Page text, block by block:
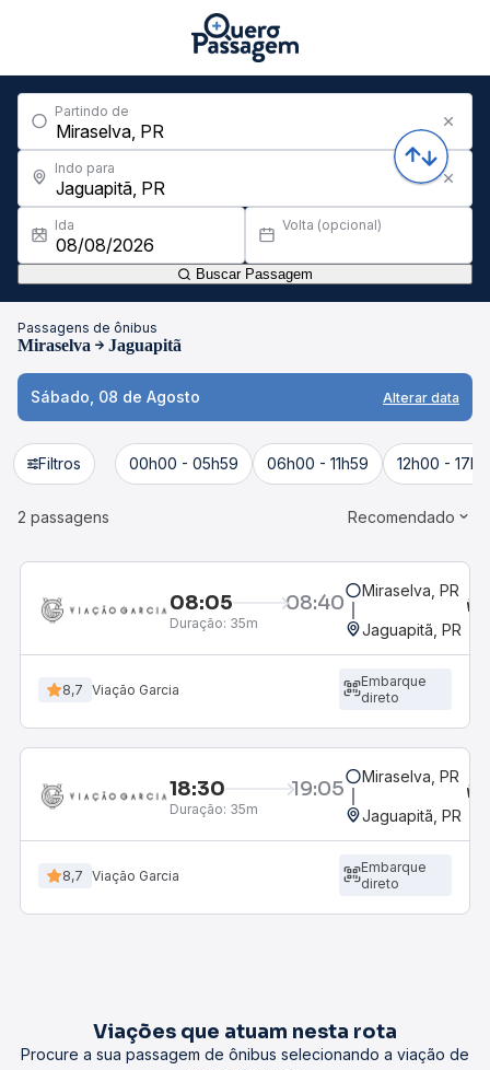
Partindo de
Indo para
Ida Volta (opcional)
Buscar Passagem
Passagens de ônibus
Miraselva Jaguapitã
Sábado, 08 de Agosto Alterar data
Filtros 00h00 - 05h59 06h00 - 11h59 12h00 -
2 passagens Recomendado
08:05 08:40
Duração: 35m
Miraselva, PR
Jaguapitã, PR
8,7 Viação Garcia
Embarque
direto
18:30 19:05
Duração: 35m
Miraselva, PR
Jaguapitã, PR
8,7 Viação Garcia
Embarque
direto
Viações que atuam nesta rota
Procure a sua passagem de ônibus selecionando a viação de